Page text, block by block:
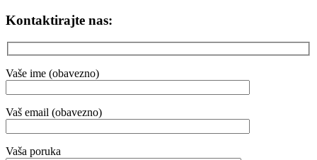
Kontaktirajte nas:
Vaše ime (obavezno)
Vaš email (obavezno)
Vaša poruka